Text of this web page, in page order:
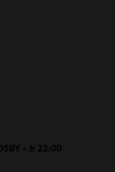
- h 22:00